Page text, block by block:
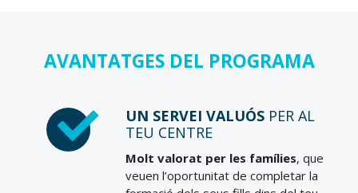
AVANTATGES DEL PROGRAMA
UN SERVEI VALUÓS PER AL
TEU CENTRE
Molt valorat per les famílies, que
veuen l’oportunitat de completar la